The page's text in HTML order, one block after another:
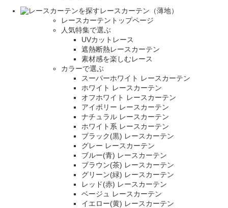
レースカーテン（薄地）
レースカーテントップページ
人気特集で選ぶ
UVカットレース
遮熱断熱レースカーテン
素材感を楽しむレース
カラーで選ぶ
スーパーホワイト レースカーテン
ホワイト レースカーテン
オフホワイト レースカーテン
アイボリー レースカーテン
ナチュラル レースカーテン
ホワイト系 レースカーテン
ブラック(黒) レースカーテン
グレー レースカーテン
ブルー(青) レースカーテン
ブラウン(茶) レースカーテン
グリーン(緑) レースカーテン
レッド(赤) レースカーテン
ベージュ レースカーテン
イエロー(黄) レースカーテン